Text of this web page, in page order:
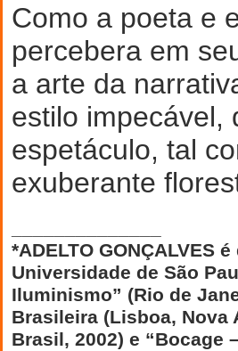
Como a poeta e
percebera em
a arte da
estilo impecável,
espetáculo, tal
exuberante
*ADELTO GONÇALVES
Universidade de São
Iluminismo” (Rio de
Brasileira (Lisboa, Nova
Brasil, 2002) e “Bocage